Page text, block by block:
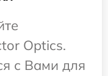
Optics.
с Вами для